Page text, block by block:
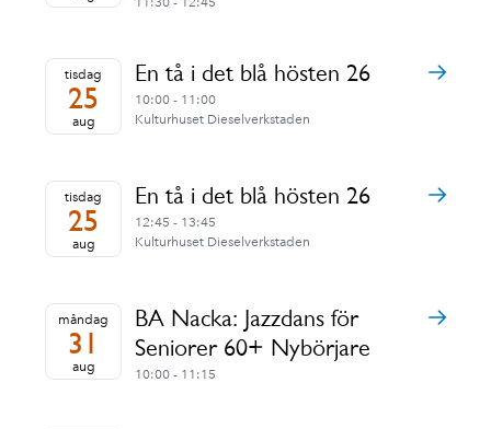
tisdag
25
aug
En tå i det blå hösten 26
10:00 - 11:00
Kulturhuset Dieselverkstaden
tisdag
25
aug
En tå i det blå hösten 26
12:45 - 13:45
Kulturhuset Dieselverkstaden
måndag
31
aug
BA Nacka: Jazzdans för
Seniorer 60+ Nybörjare
10:00 - 11:15